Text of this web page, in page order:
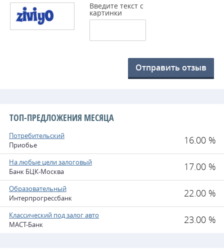
Введите текст с
картинки
Отправить отзыв
ТОП-ПРЕДЛОЖЕНИЯ МЕСЯЦА
Потребительский
Приобье
16.00 %
На любые цели залоговый
Банк БЦК-Москва
17.00 %
Образовательный
Интерпрогрессбанк
22.00 %
Классический под залог авто
МАСТ-Банк
23.00 %